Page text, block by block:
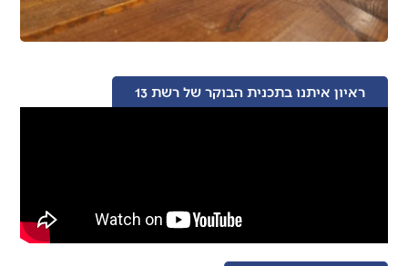
ראיון איתנו בתכנית הבוקר של רשת 13